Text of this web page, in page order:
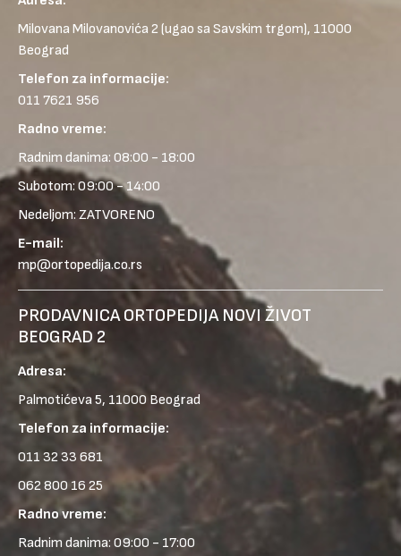
Milovana Milovanovića 2 (ugao sa Savskim trgom), 11000
Beograd
Telefon za informacije:
011 7621 956
Radno vreme:
Radnim danima: 08:00 - 18:00
Subotom: 09:00 - 14:00
Nedeljom: ZATVORENO
E-mail:
mp@ortopedija.co.rs
PRODAVNICA ORTOPEDIJA NOVI ŽIVOT
BEOGRAD 2
Adresa:
Palmotićeva 5, 11000 Beograd
Telefon za informacije:
011 32 33 681
062 800 16 25
Radno vreme:
Radnim danima: 09:00 - 17:00